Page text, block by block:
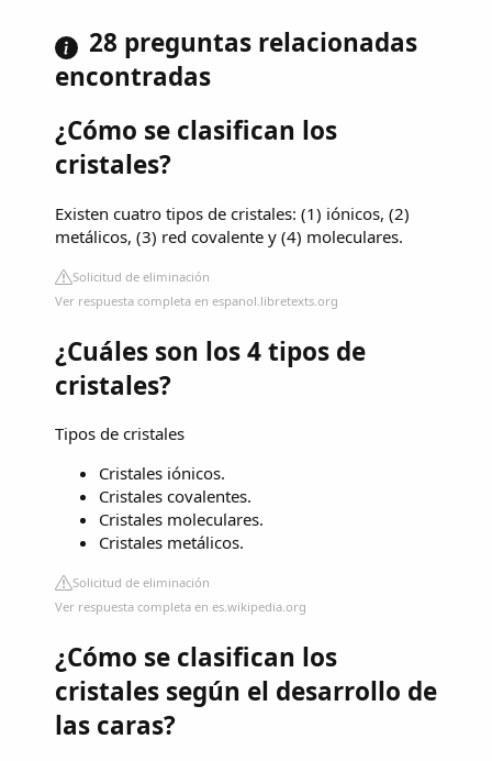
28 preguntas relacionadas
encontradas
¿Cómo se clasifican los
cristales?
Existen cuatro tipos de cristales: (1) iónicos, (2)
metálicos, (3) red covalente y (4) moleculares.
Solicitud de eliminación
Ver respuesta completa en espanol.libretexts.org
¿Cuáles son los 4 tipos de
cristales?
Tipos de cristales
Cristales iónicos.
Cristales covalentes.
Cristales moleculares.
Cristales metálicos.
Solicitud de eliminación
Ver respuesta completa en es.wikipedia.org
¿Cómo se clasifican los
cristales según el desarrollo de
las caras?